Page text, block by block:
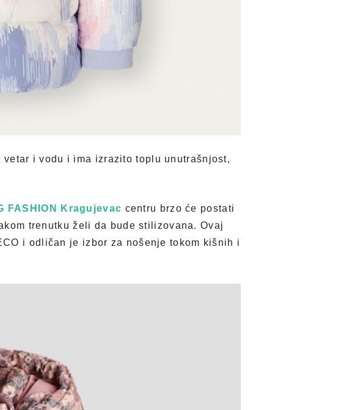
i vodu i ima izrazito toplu unutrašnjost,
FASHION Kragujevac centru brzo će postati
trenutku želi da bude stilizovana. Ovaj
i odličan je izbor za nošenje tokom kišnih i